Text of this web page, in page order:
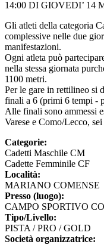
14:00 DI GIOVEDI’ 14
Gli atleti della categoria
complessive nelle due
manifestazioni.
Ogni atleta può
nella stessa giornata
1100 metri.
Per le gare in rettilineo si
finali a 6 (primi 6 tempi -
Alle finali sono ammessi
Varese e Como/Lecco,
Categorie:
Cadetti Maschile CM
Cadette Femminile CF
Località:
MARIANO COMENSE
Presso (luogo):
CAMPO SPORTIVO
Tipo/Livello:
PISTA / PRO / GOLD
Società organizzatrice: